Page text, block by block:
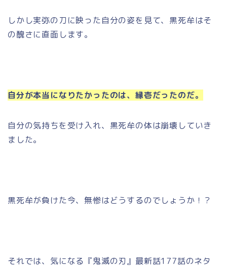
しかし実弥の刀に映った自分の姿を見て、黒死牟はそ
の醜さに直面します。
自分が本当になりたかったのは、縁壱だったのだ。
自分の気持ちを受け入れ、黒死牟の体は崩壊していき
ました。
黒死牟が負けた今、無惨はどうするのでしょうか！？
それでは、気になる『鬼滅の刃』最新話177話のネタ